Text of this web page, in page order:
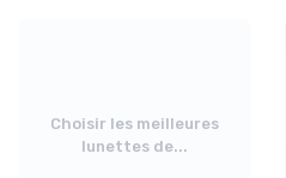
Choisir les meilleures
lunettes de...